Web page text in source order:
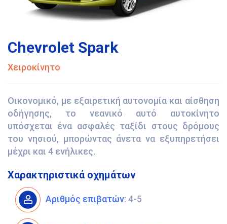
Chevrolet Spark
Χειροκίνητο
Οικονομικό, με εξαιρετική αυτονομία και αίσθηση
οδήγησης, το νεανικό αυτό αυτοκίνητο
υπόσχεται ένα ασφαλές ταξίδι στους δρόμους
του νησιού, μπορώντας άνετα να εξυπηρετήσει
μέχρι και 4 ενήλικες.
Χαρακτηριστικά οχημάτων
Αριθμός επιβατών: 4-5